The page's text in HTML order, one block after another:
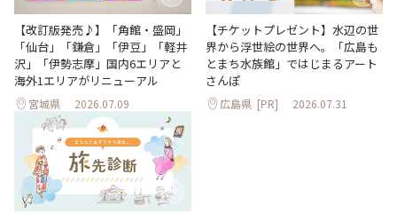
【改訂版発売♪】「角館・盛岡」
「仙台」「鎌倉」「伊豆」「軽井
沢」「伊勢志摩」国内6エリアと
海外1エリアがリニューアル
宮城県 2026.07.09
【チケットプレゼント】水辺の世
界から浮世絵の世界へ。「広島も
とまち水族館」ではじまるアート
さんぽ
広島県 [PR] 2026.07.31